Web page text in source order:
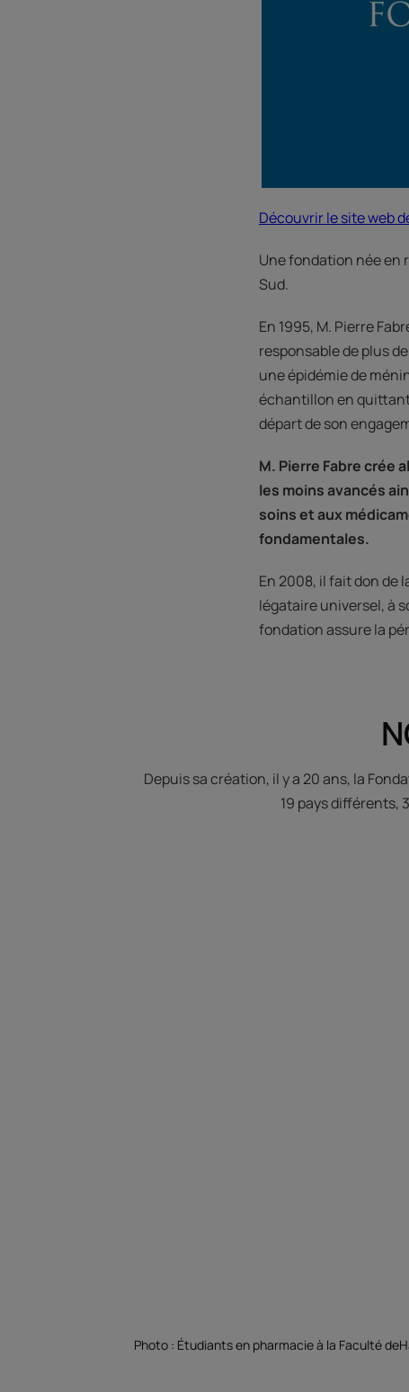
Découvrir le site web
Une fondation née en
Sud.
En 1995, M. Pierre
responsable de plus
une épidémie de
échantillon en quittant
départ de son
M. Pierre Fabre crée
les moins avancés
soins et aux
fondamentales.
En 2008, il fait don de
légataire universel, à
fondation assure la
Depuis sa création, il y a 20 ans, la
19 pays différents,
Photo : Étudiants en pharmacie à la Faculté